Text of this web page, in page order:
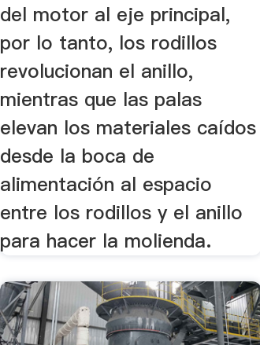
del motor al eje principal,
por lo tanto, los rodillos
revolucionan el anillo,
mientras que las palas
elevan los materiales caídos
desde la boca de
alimentación al espacio
entre los rodillos y el anillo
para hacer la molienda.